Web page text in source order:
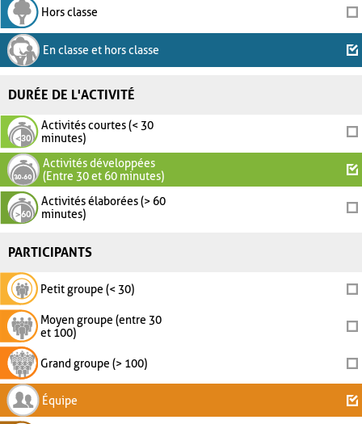
Hors classe
En classe et hors classe
DURÉE DE L'ACTIVITÉ
Activités courtes (< 30
minutes)
Activités développées
(Entre 30 et 60 minutes)
Activités élaborées (> 60
minutes)
PARTICIPANTS
Petit groupe (< 30)
Moyen groupe (entre 30
et 100)
Grand groupe (> 100)
Équipe